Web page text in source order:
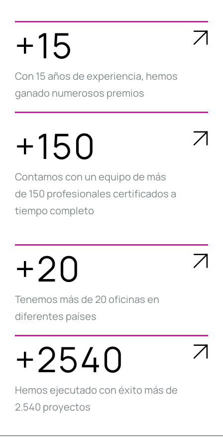
+15
Con 15 años de experiencia, hemos
ganado numerosos premios
+150
Contamos con un equipo de más
de 150 profesionales certificados a
tiempo completo
+20
Tenemos más de 20 oficinas en
diferentes países
+2540
Hemos ejecutado con éxito más de
2.540 proyectos